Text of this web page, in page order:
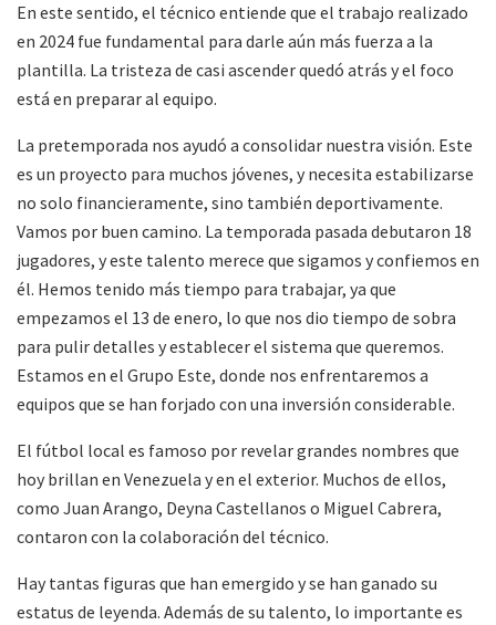
En este sentido, el técnico entiende que el trabajo realizado
en 2024 fue fundamental para darle aún más fuerza a la
plantilla. La tristeza de casi ascender quedó atrás y el foco
está en preparar al equipo.
La pretemporada nos ayudó a consolidar nuestra visión. Este
es un proyecto para muchos jóvenes, y necesita estabilizarse
no solo financieramente, sino también deportivamente.
Vamos por buen camino. La temporada pasada debutaron 18
jugadores, y este talento merece que sigamos y confiemos en
él. Hemos tenido más tiempo para trabajar, ya que
empezamos el 13 de enero, lo que nos dio tiempo de sobra
para pulir detalles y establecer el sistema que queremos.
Estamos en el Grupo Este, donde nos enfrentaremos a
equipos que se han forjado con una inversión considerable.
El fútbol local es famoso por revelar grandes nombres que
hoy brillan en Venezuela y en el exterior. Muchos de ellos,
como Juan Arango, Deyna Castellanos o Miguel Cabrera,
contaron con la colaboración del técnico.
Hay tantas figuras que han emergido y se han ganado su
estatus de leyenda. Además de su talento, lo importante es